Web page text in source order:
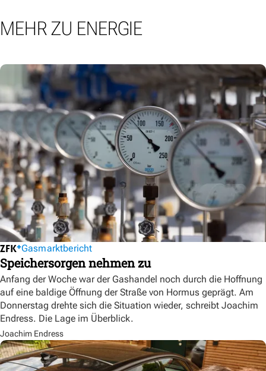
MEHR ZU ENERGIE
Gasmarktbericht
Speichersorgen nehmen zu
Anfang der Woche war der Gashandel noch durch die Hoffnung
auf eine baldige Öffnung der Straße von Hormus geprägt. Am
Donnerstag drehte sich die Situation wieder, schreibt Joachim
Endress. Die Lage im Überblick.
Joachim Endress